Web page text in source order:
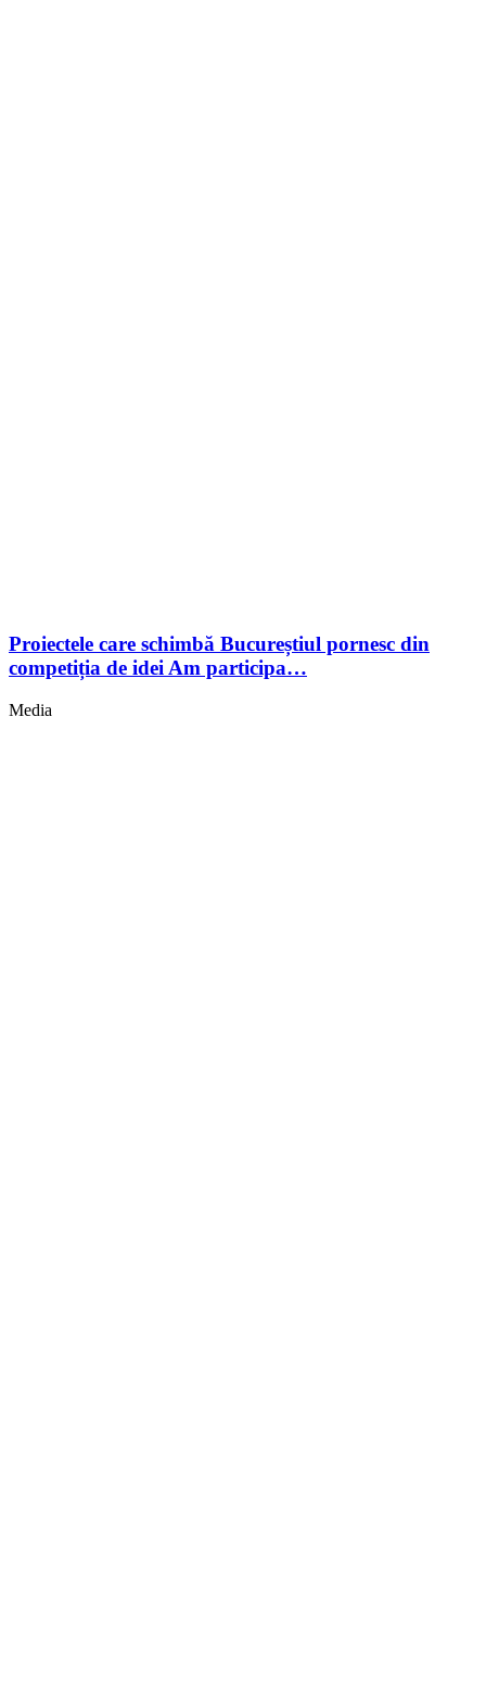
Proiectele care schimbă Bucureștiul pornesc din
competiția de idei Am participa…
Media